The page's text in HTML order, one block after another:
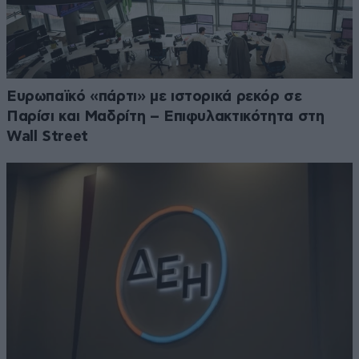
Ευρωπαϊκό «πάρτι» με ιστορικά ρεκόρ σε
Παρίσι και Μαδρίτη – Επιφυλακτικότητα στη
Wall Street